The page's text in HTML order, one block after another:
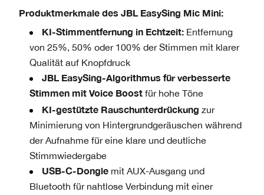
Produktmerkmale des JBL EasySing Mic Mini:
KI-Stimmentfernung in Echtzeit: Entfernung
von 25%, 50% oder 100% der Stimmen mit klarer
Qualität auf Knopfdruck
JBL EasySing-Algorithmus für verbesserte
Stimmen mit Voice Boostfür hohe Töne
KI-gestützte Rauschunterdrückung zur
Minimierung von Hintergrundgeräuschen während
der Aufnahme für eine klare und deutliche
Stimmwiedergabe
USB-C-Donglemit AUX-Ausgang und
Bluetooth für nahtlose Verbindung mit einer